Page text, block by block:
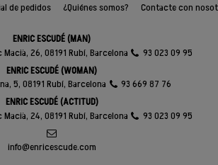
de pedidos ¿Quiénes somos? Contacte con
ENRIC ESCUDÉ (MAN)
26, 08191 Rubí, Barcelona
93 023 09 95
ENRIC ESCUDÉ (WOMAN)
5, 08191 Rubí, Barcelona
93 669 87 76
ENRIC ESCUDÉ (ACTITUD)
24, 08191 Rubí, Barcelona
93 023 09 95
info@enricescude.com